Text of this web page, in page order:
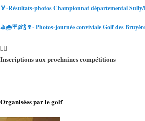
🏅-Résultats-photos Championnat départemental
⛳🌧☔🍖🍾🍷- Photos-journée conviviale Golf des
Inscriptions aux prochaines compétitions
Organisées par le golf